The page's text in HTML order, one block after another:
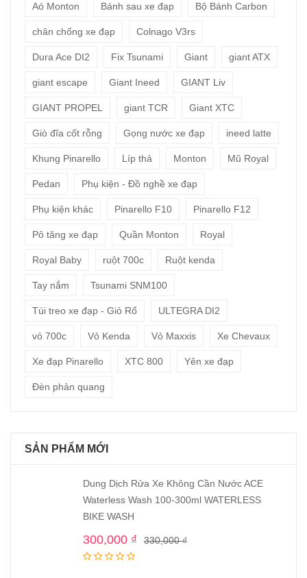
Aó Monton Bánh sau xe đạp Bộ Bánh Carbon
chân chống xe đạp Colnago V3rs
Dura Ace DI2 Fix Tsunami Giant giant ATX
giant escape Giant Ineed GIANT Liv
GIANT PROPEL giant TCR Giant XTC
Giò đĩa cốt rỗng Gọng nước xe đạp ineed latte
Khung Pinarello Líp thả Monton Mũ Royal
Pedan Phụ kiện - Đồ nghề xe đạp
Phụ kiện khác Pinarello F10 Pinarello F12
Pô tăng xe đạp Quần Monton Royal
Royal Baby ruột 700c Ruột kenda
Tay nắm Tsunami SNM100
Túi treo xe đạp - Giỏ Rổ ULTEGRA DI2
vỏ 700c Vỏ Kenda Vỏ Maxxis Xe Chevaux
Xe đạp Pinarello XTC 800 Yên xe đạp
Đèn phản quang
SẢN PHẨM MỚI
Dung Dịch Rửa Xe Không Cần Nước ACE
Waterless Wash 100-300ml WATERLESS
BIKE WASH
330,000₫
300,000 ₫